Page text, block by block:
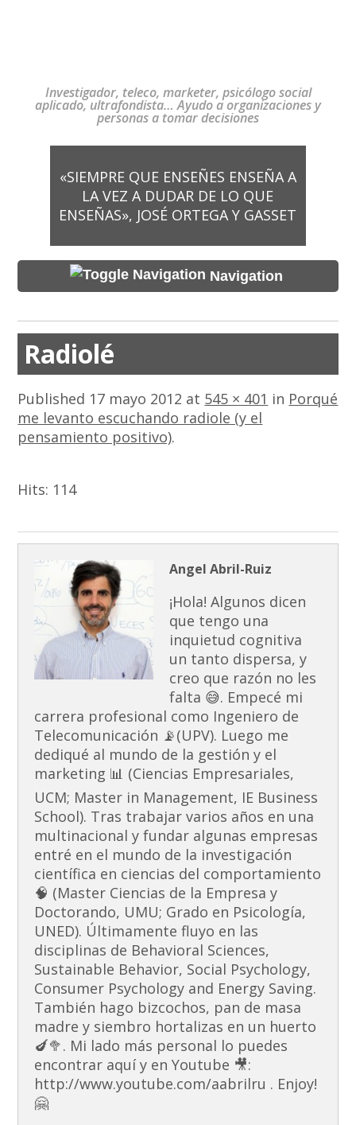
Investigador, teleco, marketer, psicólogo social
aplicado, ultrafondista… Ayudo a organizaciones y
personas a tomar decisiones
«SIEMPRE QUE ENSEÑES ENSEÑA A
LA VEZ A DUDAR DE LO QUE
ENSEÑAS», JOSÉ ORTEGA Y GASSET
Navigation
Radiolé
Published 17 mayo 2012 at 545 × 401 in Porqué
me levanto escuchando radiole (y el
pensamiento positivo).
Hits: 114
Angel Abril-Ruiz
¡Hola! Algunos dicen
que tengo una
inquietud cognitiva
un tanto dispersa, y
creo que razón no les
falta 😅. Empecé mi
carrera profesional como Ingeniero de
Telecomunicación 📡(UPV). Luego me
dediqué al mundo de la gestión y el
marketing 📊 (Ciencias Empresariales,
UCM; Master in Management, IE Business
School). Tras trabajar varios años en una
multinacional y fundar algunas empresas
entré en el mundo de la investigación
científica en ciencias del comportamiento
🧠 (Master Ciencias de la Empresa y
Doctorando, UMU; Grado en Psicología,
UNED). Últimamente fluyo en las
disciplinas de Behavioral Sciences,
Sustainable Behavior, Social Psychology,
Consumer Psychology and Energy Saving.
También hago bizcochos, pan de masa
madre y siembro hortalizas en un huerto
🍆🥦. Mi lado más personal lo puedes
encontrar aquí y en Youtube 🎥:
http://www.youtube.com/aabrilru . Enjoy!
🤗